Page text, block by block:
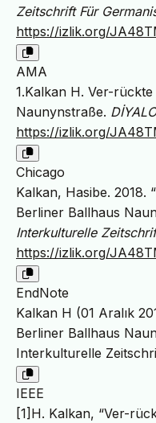
Zeitschrift Für
https://izlik.org/
AMA
1.Kalkan H. Ver-
Naunynstraße.
https://izlik.org/
Chicago
Kalkan, Hasibe. 2018.
Berliner Ballhaus
Interkulturelle
https://izlik.org/
EndNote
Kalkan H (01 Aralık
Berliner Ballhaus
Interkulturelle
IEEE
[1]H. Kalkan, “Ver-